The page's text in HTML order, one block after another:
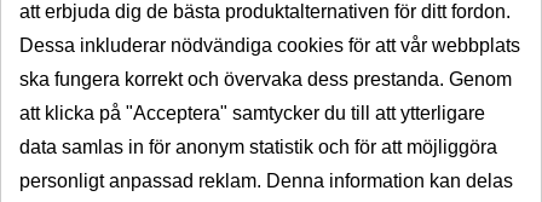
att erbjuda dig de bästa produktalternativen för ditt fordon.
Dessa inkluderar nödvändiga cookies för att vår webbplats
ska fungera korrekt och övervaka dess prestanda. Genom
att klicka på "Acceptera" samtycker du till att ytterligare
data samlas in för anonym statistik och för att möjliggöra
personligt anpassad reklam. Denna information kan delas